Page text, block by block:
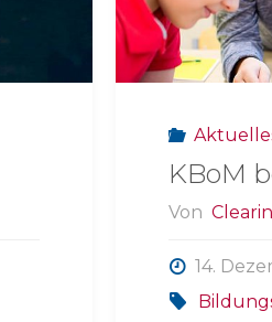
KBoM
Von
14.